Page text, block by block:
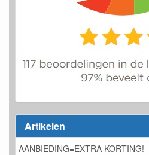
Artikelen
AANBIEDING=EXTRA KORTING!